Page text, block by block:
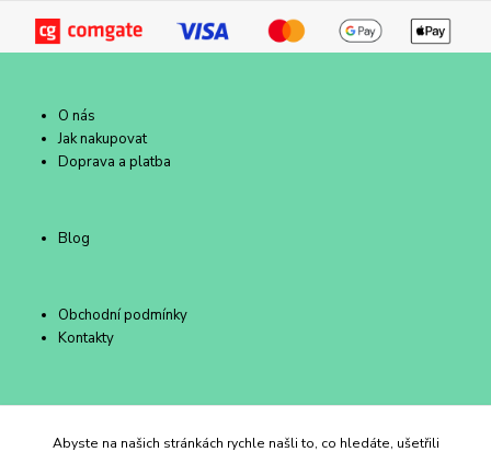
O nás
Jak nakupovat
Doprava a platba
Blog
Obchodní podmínky
Kontakty
Duhový Ateliér Kroměříž
Abyste na našich stránkách rychle našli to, co hledáte, ušetřili